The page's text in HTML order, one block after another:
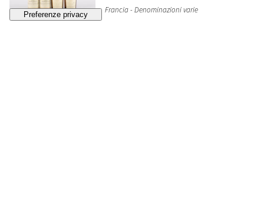
Francia - Denominazioni varie